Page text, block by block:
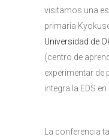
visitamos una
primaria
Universidad de
(centro de
experimentar
integra la EDS
La conferencia